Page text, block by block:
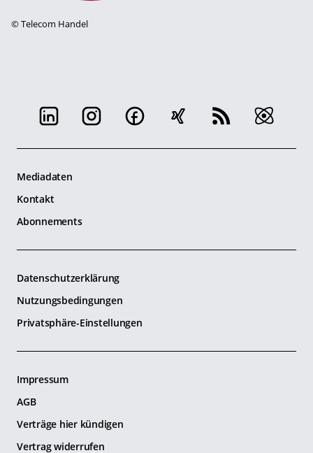
©Telecom Handel
Mediadaten
Kontakt
Abonnements
Datenschutzerklärung
Nutzungsbedingungen
Privatsphäre-Einstellungen
Impressum
AGB
Verträge hier kündigen
Vertrag widerrufen